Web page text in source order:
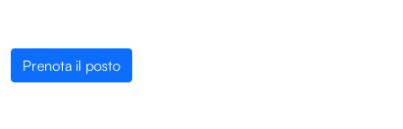
Prenota il posto